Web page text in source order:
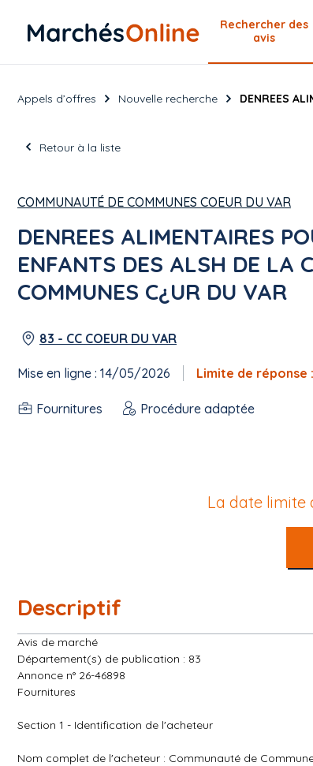
Rechercher des
avis
Appels d’offres Nouvelle recherche DENREES
Retour à la liste
COMMUNAUTÉ DE COMMUNES COEUR DU VAR
DENREES ALIMENTAIRES
ENFANTS DES ALSH DE LA
COMMUNES C¿UR DU VAR
83 - CC COEUR DU VAR
Mise en ligne : 14/05/2026 Limite de réponse
Fournitures Procédure adaptée
La date limite
Descriptif
Avis de marché
Département(s) de publication : 83
Annonce n° 26-46898
Fournitures
Section 1 - Identification de l'acheteur
Nom complet de l'acheteur : Communauté de